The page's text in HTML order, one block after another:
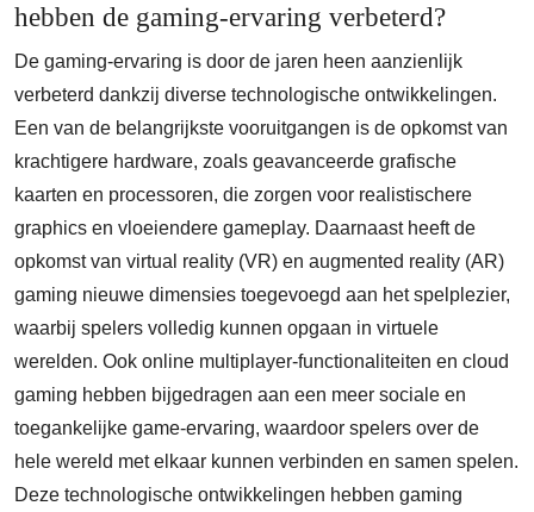
hebben de gaming-ervaring verbeterd?
De gaming-ervaring is door de jaren heen aanzienlijk
verbeterd dankzij diverse technologische ontwikkelingen.
Een van de belangrijkste vooruitgangen is de opkomst van
krachtigere hardware, zoals geavanceerde grafische
kaarten en processoren, die zorgen voor realistischere
graphics en vloeiendere gameplay. Daarnaast heeft de
opkomst van virtual reality (VR) en augmented reality (AR)
gaming nieuwe dimensies toegevoegd aan het spelplezier,
waarbij spelers volledig kunnen opgaan in virtuele
werelden. Ook online multiplayer-functionaliteiten en cloud
gaming hebben bijgedragen aan een meer sociale en
toegankelijke game-ervaring, waardoor spelers over de
hele wereld met elkaar kunnen verbinden en samen spelen.
Deze technologische ontwikkelingen hebben gaming